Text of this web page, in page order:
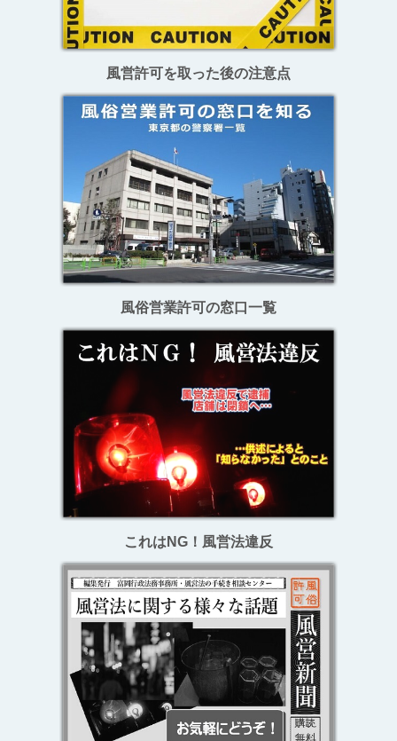
風営許可を取った後の注意点
風俗営業許可の窓口一覧
これはNG！風営法違反